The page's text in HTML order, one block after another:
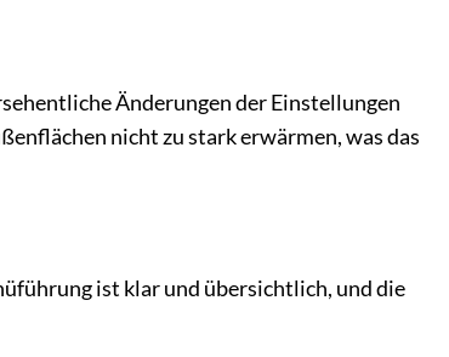
Änderungen der Einstellungen
nicht zu stark erwärmen, was das
ist klar und übersichtlich, und die